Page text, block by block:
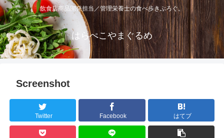
飲食店商品開発担当／管理栄養士の食べ歩きぶろぐ。
はらぺこやまぐるめ
Screenshot
Twitter Facebook はてブ